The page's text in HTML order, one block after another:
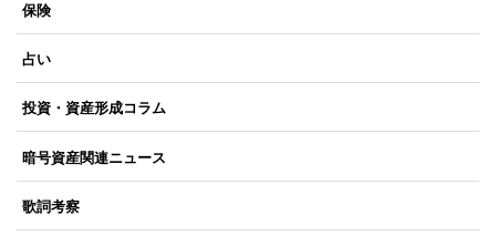
保険
占い
投資・資産形成コラム
暗号資産関連ニュース
歌詞考察